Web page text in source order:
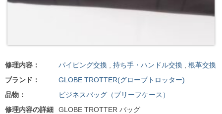
修理内容： パイピング交換 持ち手・ハンドル交換
根革交換
ブランド：
GLOBE TROTTER(グローブトロッター)
品物：
ビジネスバッグ（ブリーフケース）
修理内容の詳細
GLOBE TROTTER バッグ